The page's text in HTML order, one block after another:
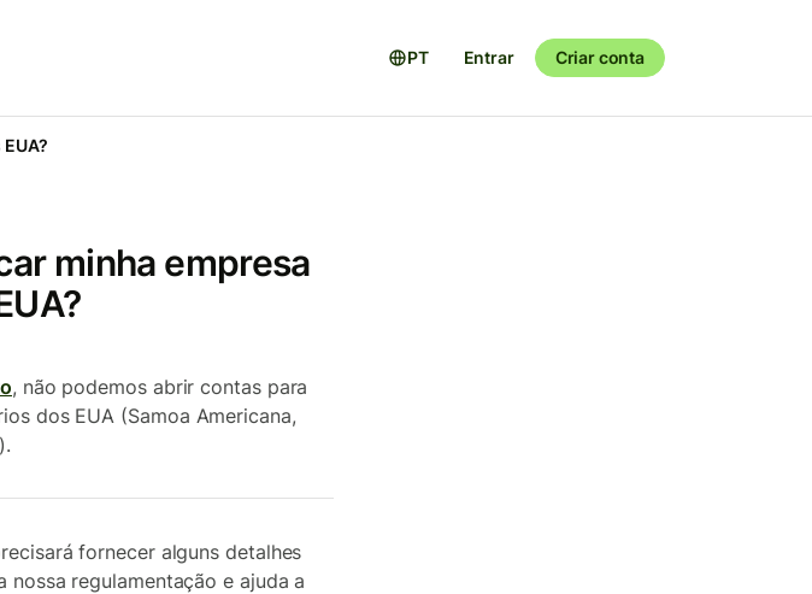
PT Entrar Criar conta
minha empresa
, não podemos abrir contas para
dos EUA (Samoa Americana,
fornecer alguns detalhes
regulamentação e ajuda a